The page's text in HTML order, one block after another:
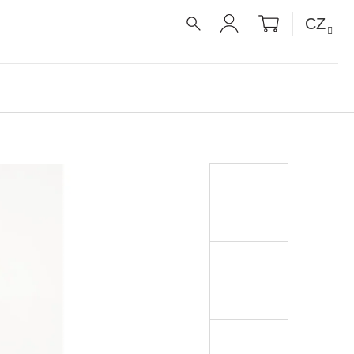
PŘIHLÁŠENÍ
NÁKUPNÍ
KOŠÍK
CZ